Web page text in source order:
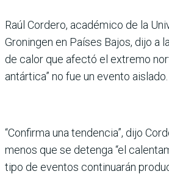
Raúl Cordero, académico de la
Groningen en Países Bajos, dijo a
de calor que afectó el extremo
antártica” no fue un evento aislado.
“Confirma una tendencia”, dijo
menos que se detenga “el
tipo de eventos continuarán